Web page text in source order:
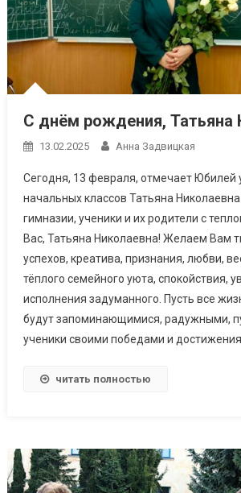
С днём рождения, Татьяна
13.02.2025 Анна Задвицкая
Сегодня, 13 февраля, отмечает Юбилей
начальных классов Татьяна
гимназии, ученики и их родители с
Вас, Татьяна Николаевна! Желаем Вам
успехов, креатива, признания, любви,
тёплого семейного уюта, спокойствия,
исполнения задуманного. Пусть все
будут запоминающимися, радужными,
ученики своими победами и
читать полностью